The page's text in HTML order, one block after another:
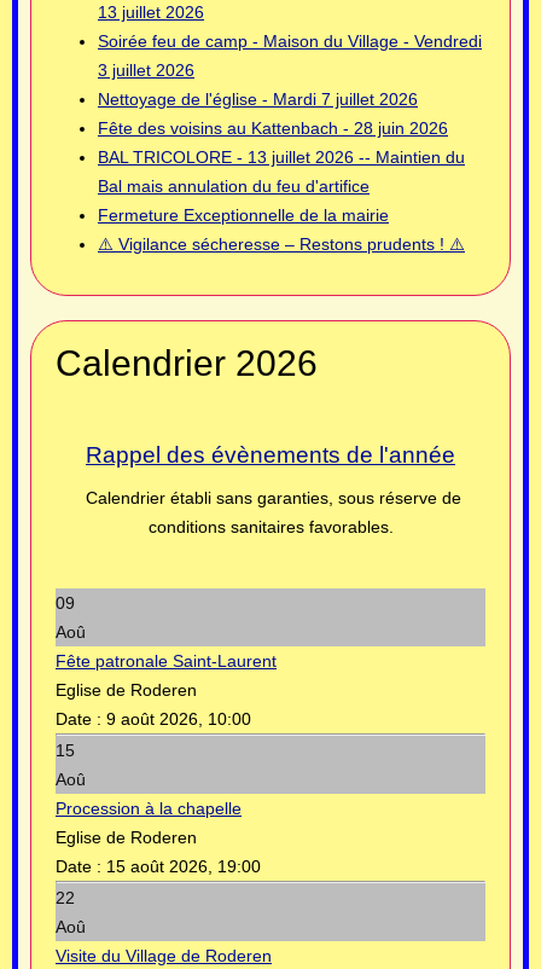
13 juillet 2026
Soirée feu de camp - Maison du Village - Vendredi
3 juillet 2026
Nettoyage de l'église - Mardi 7 juillet 2026
Fête des voisins au Kattenbach - 28 juin 2026
BAL TRICOLORE - 13 juillet 2026 -- Maintien du
Bal mais annulation du feu d'artifice
Fermeture Exceptionnelle de la mairie
⚠️ Vigilance sécheresse – Restons prudents ! ⚠️
Calendrier 2026
Rappel des évènements de l'année
Calendrier établi sans garanties, sous réserve de
conditions sanitaires favorables.
09
Aoû
Fête patronale Saint-Laurent
Eglise de Roderen
Date : 9 août 2026, 10:00
15
Aoû
Procession à la chapelle
Eglise de Roderen
Date : 15 août 2026, 19:00
22
Aoû
Visite du Village de Roderen